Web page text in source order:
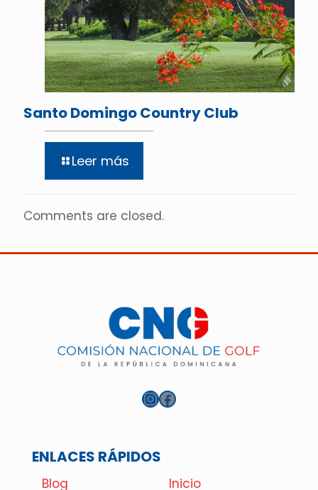
Santo Domingo Country Club
Leer más
Comments are closed.
Instagram
Facebook
ENLACES RÁPIDOS
Blog Inicio